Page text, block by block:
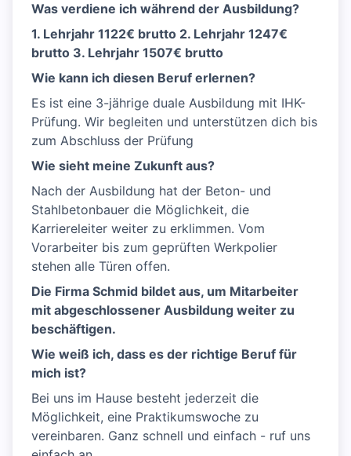
Was verdiene ich während der Ausbildung?
1. Lehrjahr 1122€ brutto 2. Lehrjahr 1247€
brutto 3. Lehrjahr 1507€ brutto
Wie kann ich diesen Beruf erlernen?
Es ist eine 3-jährige duale Ausbildung mit IHK-
Prüfung. Wir begleiten und unterstützen dich bis
zum Abschluss der Prüfung
Wie sieht meine Zukunft aus?
Nach der Ausbildung hat der Beton- und
Stahlbetonbauer die Möglichkeit, die
Karriereleiter weiter zu erklimmen. Vom
Vorarbeiter bis zum geprüften Werkpolier
stehen alle Türen offen.
Die Firma Schmid bildet aus, um Mitarbeiter
mit abgeschlossener Ausbildung weiter zu
beschäftigen.
Wie weiß ich, dass es der richtige Beruf für
mich ist?
Bei uns im Hause besteht jederzeit die
Möglichkeit, eine Praktikumswoche zu
vereinbaren. Ganz schnell und einfach - ruf uns